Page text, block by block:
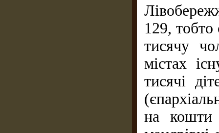
129,
тисячу
містах
тисячі
на кошти